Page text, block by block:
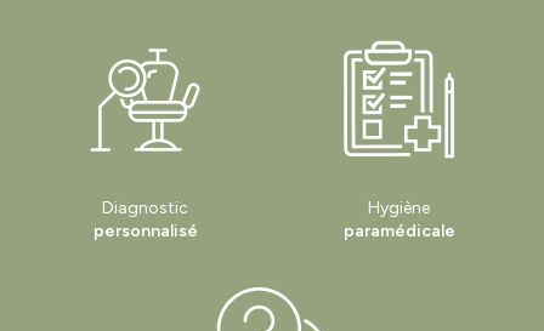
Diagnostic
personnalisé
Hygiène
paramédicale